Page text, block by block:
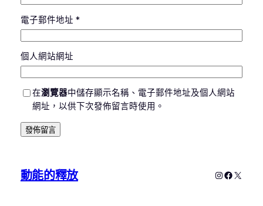
電子郵件地址 *
個人網站網址
在瀏覽器中儲存顯示名稱、電子郵件地址及個人網站
網址，以供下次發佈留言時使用。
動能的釋放 Instagram
X